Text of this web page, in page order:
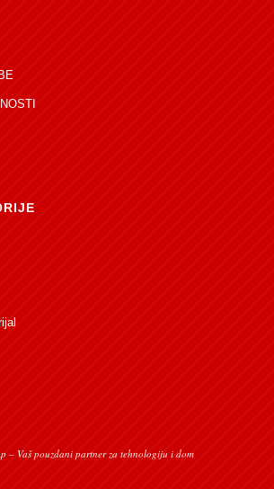
– Vaš pouzdani partner za tehnologiju i dom